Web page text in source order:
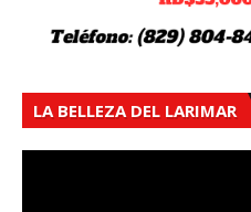
LA BELLEZA DEL LARIMAR